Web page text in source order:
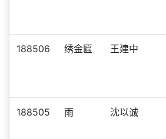
188506 绣金匾 王建中
188505 雨 沈以诚